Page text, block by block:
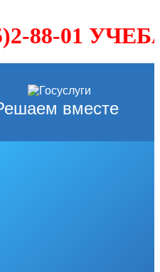
01 УЧЕБА-
вместе